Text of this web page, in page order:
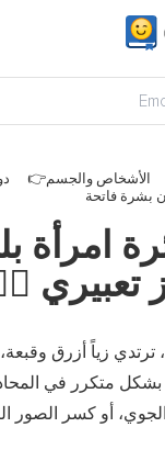
الأشخاص والجسم
بشرة فاتحة
امرأة
تعبيري
ترتدي زياً أزرق
بشكل متكرر في
أو كسر الصور